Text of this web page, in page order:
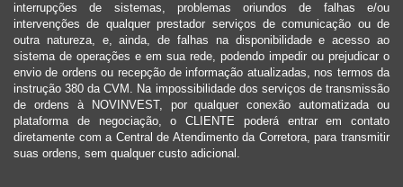
interrupções de sistemas, problemas oriundos de falhas e/ou
intervenções de qualquer prestador serviços de comunicação ou de
outra natureza, e, ainda, de falhas na disponibilidade e acesso ao
sistema de operações e em sua rede, podendo impedir ou prejudicar o
envio de ordens ou recepção de informação atualizadas, nos termos da
instrução 380 da CVM. Na impossibilidade dos serviços de transmissão
de ordens à NOVINVEST, por qualquer conexão automatizada ou
plataforma de negociação, o CLIENTE poderá entrar em contato
diretamente com a Central de Atendimento da Corretora, para transmitir
suas ordens, sem qualquer custo adicional.